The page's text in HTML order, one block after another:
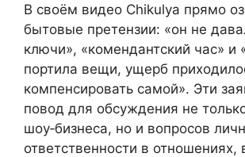
В своём видео Chikulya прямо
бытовые претензии: «он не
ключи», «комендантский час» и
портила вещи, ущерб
компенсировать самой». Эти
повод для обсуждения не
шоу‑бизнеса, но и вопросов
ответственности в отношениях,